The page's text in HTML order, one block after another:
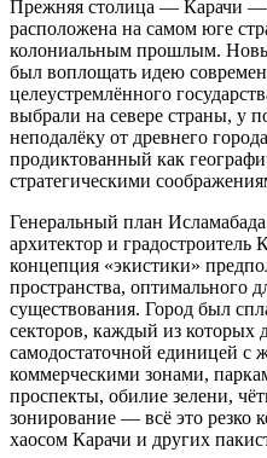
Прежняя столица — Карачи —
расположена на самом юге
колониальным прошлым.
был воплощать идею
целеустремлённого
выбрали на севере страны, у
неподалёку от древнего
продиктованный как
стратегическими
Генеральный план Исламабада
архитектор и градостроитель
концепция «экистики»
пространства, оптимального
существования. Город был
секторов, каждый из которых
самодостаточной единицей с
коммерческими зонами,
проспекты, обилие зелени,
зонирование — всё это резко
хаосом Карачи и других